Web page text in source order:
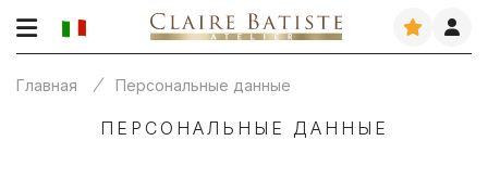
Главная Персональные данные
ПЕРСОНАЛЬНЫЕ ДАННЫЕ